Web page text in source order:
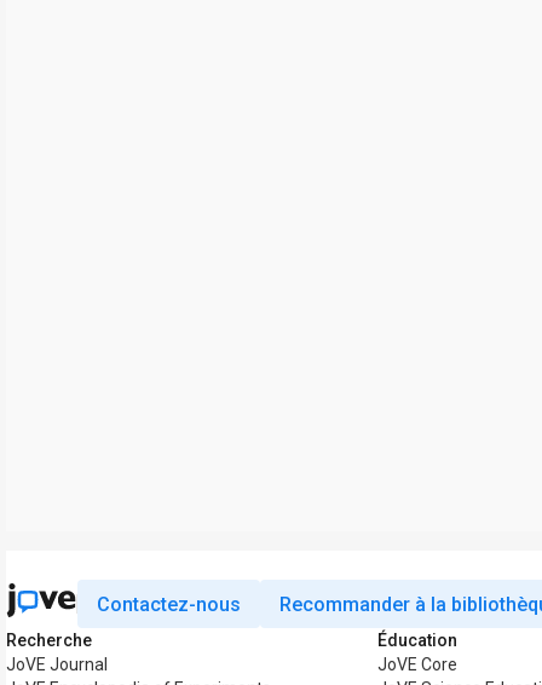
Contactez-nous Recommander à la
Recherche
JoVE Journal
Éducation
JoVE Core